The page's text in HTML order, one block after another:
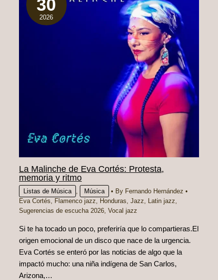
30
2026
La Malinche de Eva Cortés: Protesta,
memoria y ritmo
Listas de Música , Música • By Fernando Hernández•
Eva Cortés, Flamenco jazz, Honduras,Jazz, Latin jazz,
Sugerencias de escucha 2026,Vocal jazz
Si te ha tocado un poco, preferiría que lo compartieras.El
origen emocional de un disco que nace de la urgencia.
Eva Cortés se enteró por las noticias de algo que la
impactó mucho: una niña indígena de San Carlos,
Arizona,…